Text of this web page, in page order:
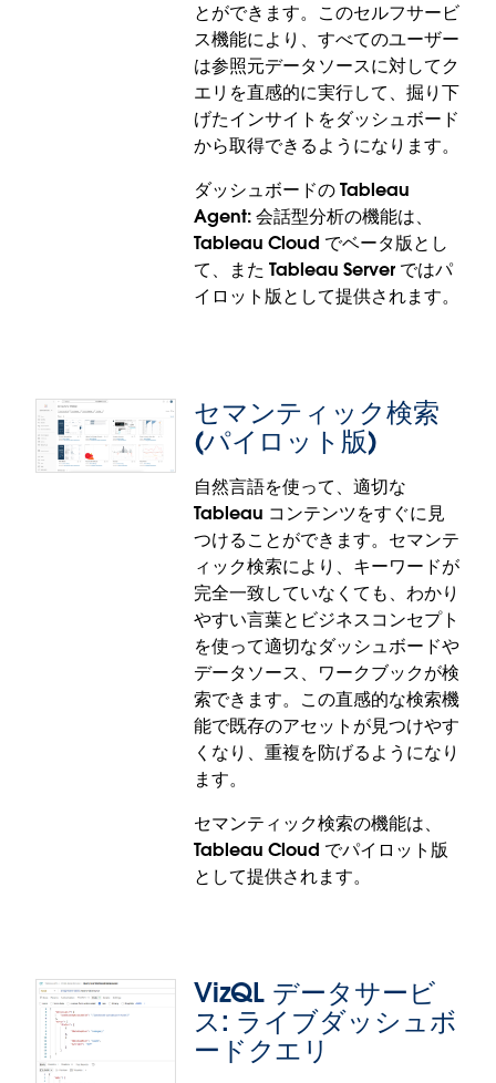
SAML と OIDC のユーザー属性関数は、Tableau
Server で一般提供されます。
とができます。このセルフサービ
ス機能により、すべてのユーザー
は参照元データソースに対してク
エリを直感的に実行して、掘り下
げたインサイトをダッシュボード
から取得できるようになります。
ダッシュボードの Tableau
Agent: 会話型分析の機能は、
Tableau Cloud でベータ版とし
て、また Tableau Server ではパ
イロット版として提供されます。
ダッシュボードの Tableau Agent: 会
話型分析 (ベータ版/パイロット版)
ビジネスユーザーが、データに関する質問の回答を
待たずに得られようになりました。ダッシュボード
の Tableau Agent では、誰もがデータに関する質問
をわかりやすい言葉で投げかけて、アクションにつ
ながる情報をすぐに得ることができます。このセル
フサービス機能により、すべてのユーザーは参照元
データソースに対してクエリを直感的に実行して、
掘り下げたインサイトをダッシュボードから取得で
きるようになります。
ダッシュボードの Tableau Agent: 会話型分析の機能
は、Tableau Cloud でベータ版として、また
セマンティック検索
(パイロット版)
自然言語を使って、適切な
Tableau コンテンツをすぐに見
つけることができます。セマンテ
ィック検索により、キーワードが
完全一致していなくても、わかり
やすい言葉とビジネスコンセプト
を使って適切なダッシュボードや
データソース、ワークブックが検
索できます。この直感的な検索機
能で既存のアセットが見つけやす
くなり、重複を防げるようになり
ます。
セマンティック検索の機能は、
Tableau Cloud でパイロット版
として提供されます。
VizQL データサービ
ス: ライブダッシュボ
ードクエリ